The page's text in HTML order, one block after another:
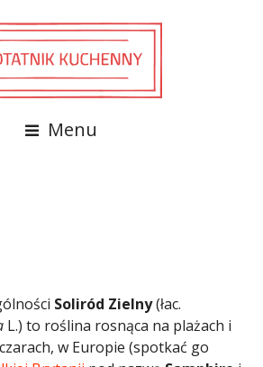
Menu
Soliród Zielny(łac.
L.) to roślina rosnąca na plażach i
w Europie (spotkać go